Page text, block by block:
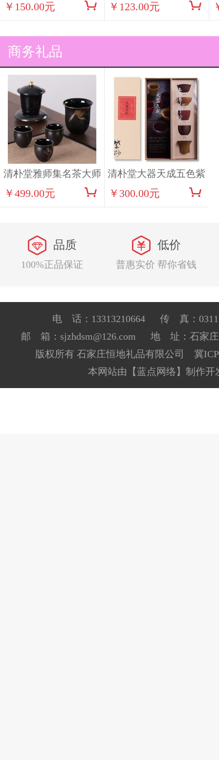
B015
￥150.00元
UC-B008
￥123.00元
商务礼品
清朴堂雅师集名茶大师
茶叙套装（2012宫廷普
￥499.00元
清朴堂大器天成五色紫
砂小杯茶具
￥300.00元
品质
100%正品保证
低价
普惠实价 帮你省钱
电 话：13313210664 传 真：0311-
邮 箱：sjzhdsm@126.com 地 址：石家庄
版权所有 石家庄恒地礼品有限公司 冀ICP
本网站由 【蓝点网络】 制作开